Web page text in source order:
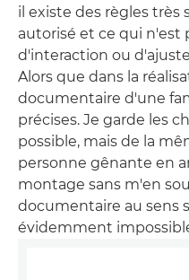
il existe des règles très
autorisé et ce qui n'est
d'interaction ou
Alors que dans la
documentaire d'une
précises. Je garde les
possible, mais de la
personne gênante en
montage sans m'en
documentaire au sens
évidemment